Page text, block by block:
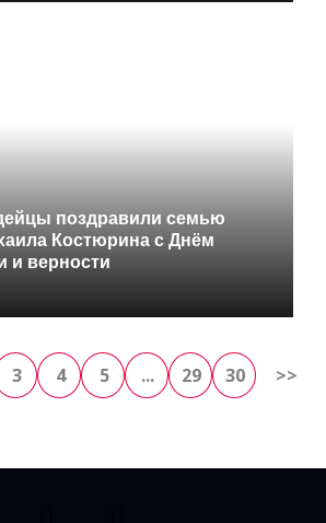
поздравили семью
Костюрина с Днём
и верности
3 4 5 ... 29 30 >>